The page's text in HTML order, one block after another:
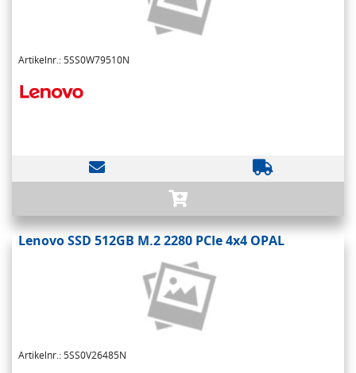
Artikelnr.: 5SS0W79510N
Lenovo SSD 512GB M.2 2280 PCIe 4x4 OPAL
Artikelnr.: 5SS0V26485N